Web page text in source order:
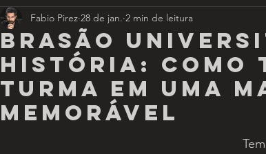
BRASÃO
HISTÓRIA: COMO
TURMA EM UMA
memorável
Fabio Pirez 28 de jan. 2 min de leitura